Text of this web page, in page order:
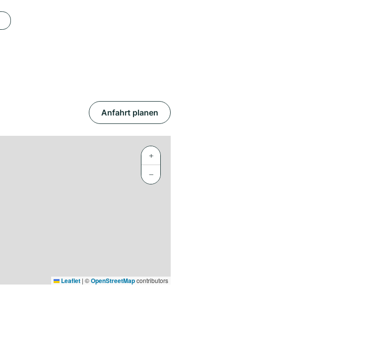
Anfahrt planen
+
−
Leaflet | ©OpenStreetMapcontributors